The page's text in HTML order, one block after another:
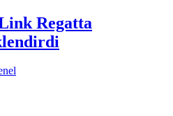
Regatta